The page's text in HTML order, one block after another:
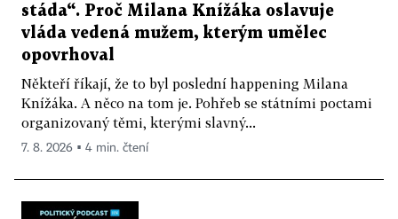
stáda“. Proč Milana Knížáka oslavuje
vláda vedená mužem, kterým umělec
opovrhoval
Někteří říkají, že to byl poslední happening Milana
Knížáka. A něco na tom je. Pohřeb se státními poctami
organizovaný těmi, kterými slavný...
7. 8. 2026 ▪ 4 min. čtení